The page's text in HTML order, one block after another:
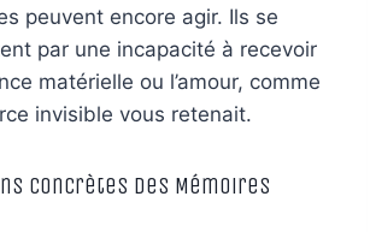
peuvent encore agir. Ils se
par une incapacité à recevoir
matérielle ou l’amour, comme
invisible vous retenait.
Concrètes des Mémoires